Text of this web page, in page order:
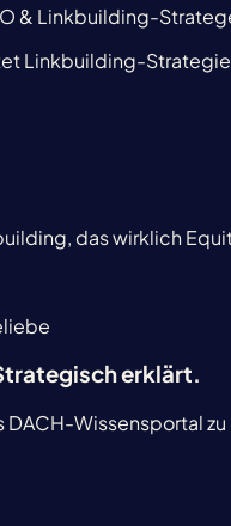
& Linkbuilding-
Linkbuilding-
das wirklich
erklärt.
Wissensportal